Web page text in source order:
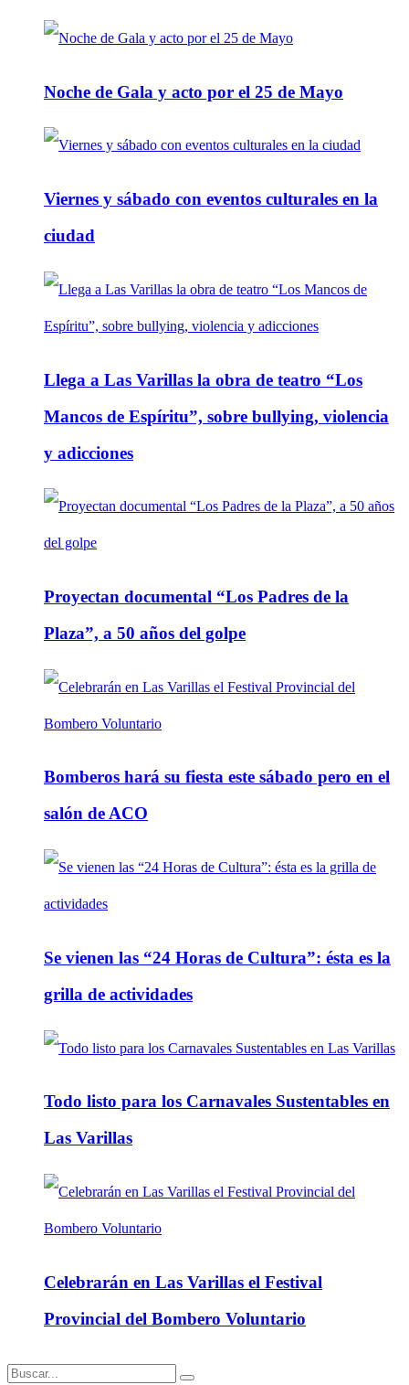
Noche de Gala y acto por el 25 de Mayo
Viernes y sábado con eventos culturales en la
ciudad
Llega a Las Varillas la obra de teatro “Los
Mancos de Espíritu”, sobre bullying, violencia
y adicciones
Proyectan documental “Los Padres de la
Plaza”, a 50 años del golpe
Bomberos hará su fiesta este sábado pero en el
salón de ACO
Se vienen las “24 Horas de Cultura”: ésta es la
grilla de actividades
Todo listo para los Carnavales Sustentables en
Las Varillas
Celebrarán en Las Varillas el Festival
Provincial del Bombero Voluntario